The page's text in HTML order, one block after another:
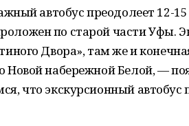
автобус преодолеет 12-
по старой части Уфы.
Двора», там же и
Новой набережной Белой, —
что экскурсионный автобус